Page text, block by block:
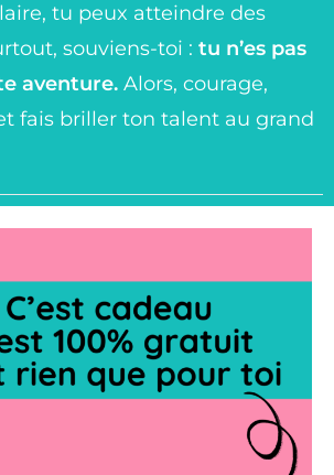
tu peux atteindre des
souviens-toi : tu n’es pas
aventure. Alors, courage,
fais briller ton talent au grand